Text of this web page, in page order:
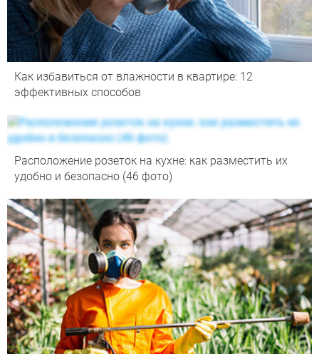
Как избавиться от влажности в квартире: 12
эффективных способов
Расположение розеток на кухне: как разместить их
удобно и безопасно (46 фото)